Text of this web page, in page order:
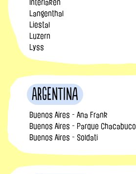
Interlaken
Langenthal
Liestal
Luzern
Lyss
Argentina
Buenos Aires - Ana Frank
Buenos Aires - Parque Chacabuco
Buenos Aires - Soldati